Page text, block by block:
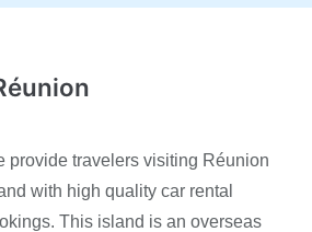
provide travelers visiting Réunion
with high quality car rental
This island is an overseas